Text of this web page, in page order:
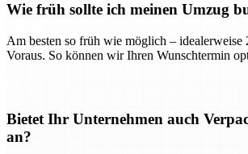
Wie früh sollte ich meinen Umzug
Am besten so früh wie möglich – idealerweise
Voraus. So können wir Ihren Wunschtermin
Bietet Ihr Unternehmen auch
an?